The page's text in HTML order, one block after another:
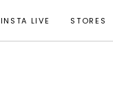
INSTA LIVE STORES